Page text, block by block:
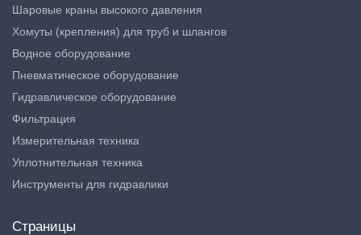
Шаровые краны высокого давления
Хомуты (крепления) для труб и шлангов
Водное оборудование
Пневматическое оборудование
Гидравлическое оборудование
Фильтрация
Измерительная техника
Уплотнительная техника
Инструменты для гидравлики
Страницы